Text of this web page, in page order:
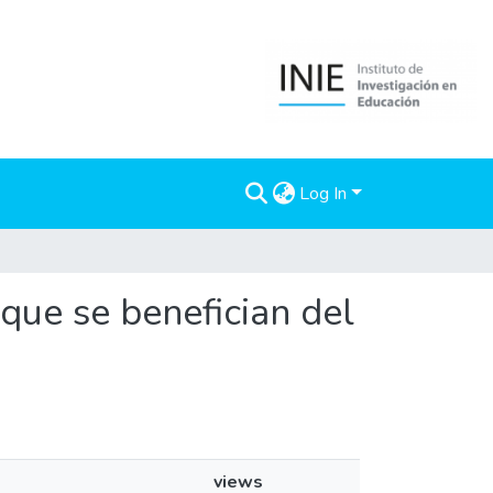
Log In
se benefician del
views